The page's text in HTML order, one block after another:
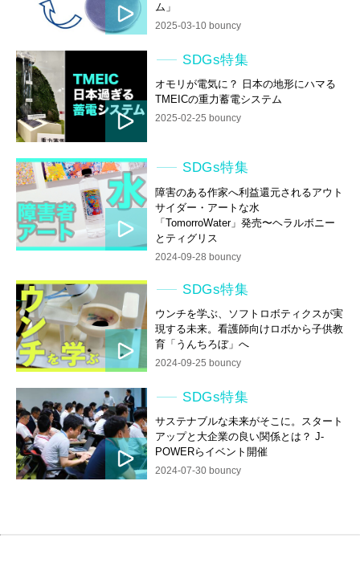
ム」
2025-03-10 bouncy
SDGs特集
オモリが電気に？ 日本の地形にハマる
TMEICの重力蓄電システム
2025-02-25 bouncy
SDGs特集
障害のある作家へ利益還元されるアウト
サイダー・アートな水
「TomorroWater」発売〜ヘラルボニー
とティグリス
2024-09-28 bouncy
SDGs特集
ウンチを学ぶ、ソフトロボティクスが実
現する未来。看護師向けロボから子供教
育「うんちろぼ」へ
2024-09-25 bouncy
SDGs特集
サステナブルな未来がそこに。スタート
アップと大企業の良い関係とは？ J-
POWERらイベント開催
2024-07-30 bouncy